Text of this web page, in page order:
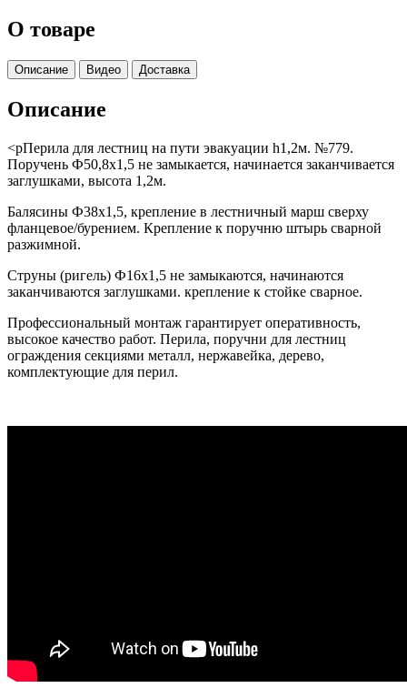
О товаре
Описание Видео Доставка
Описание
<pПерила для лестниц на пути эвакуации h1,2м. №779.
Поручень Ф50,8х1,5 не замыкается, начинается заканчивается
заглушками, высота 1,2м.
Балясины Ф38х1,5, крепление в лестничный марш сверху
фланцевое/бурением. Крепление к поручню штырь сварной
разжимной.
Струны (ригель) Ф16х1,5 не замыкаются, начинаются
заканчиваются заглушками. крепление к стойке сварное.
Профессиональный монтаж гарантирует оперативность,
высокое качество работ. Перила, поручни для лестниц
ограждения секциями металл, нержавейка, дерево,
комплектующие для перил.